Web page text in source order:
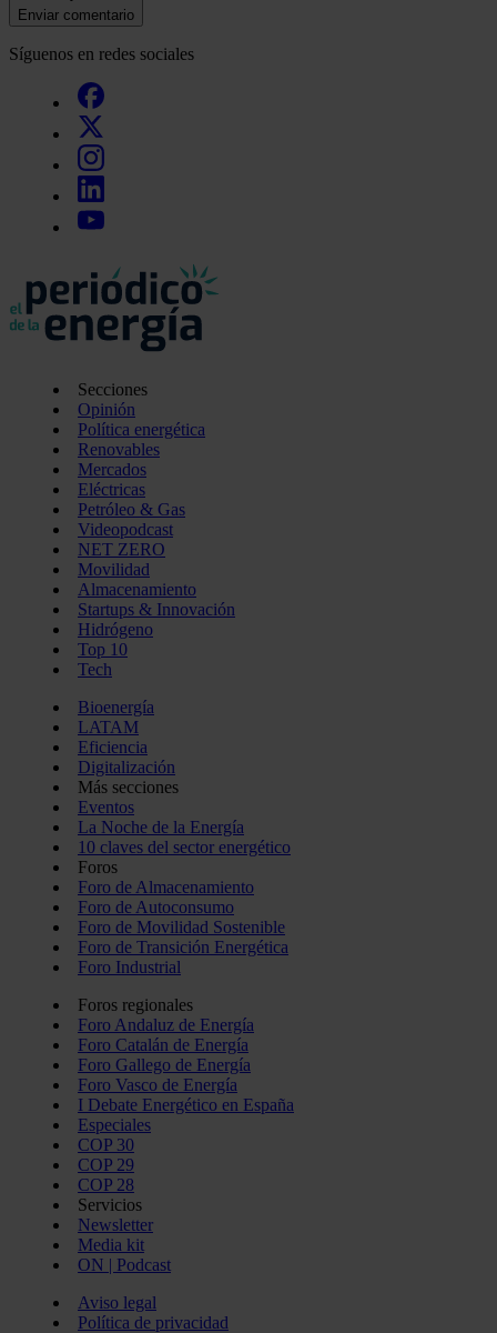
Enviar comentario
Síguenos en redes sociales
Secciones
Opinión
Política energética
Renovables
Mercados
Eléctricas
Petróleo & Gas
Videopodcast
NET ZERO
Movilidad
Almacenamiento
Startups & Innovación
Hidrógeno
Top 10
Tech
Bioenergía
LATAM
Eficiencia
Digitalización
Más secciones
Eventos
La Noche de la Energía
10 claves del sector energético
Foros
Foro de Almacenamiento
Foro de Autoconsumo
Foro de Movilidad Sostenible
Foro de Transición Energética
Foro Industrial
Foros regionales
Foro Andaluz de Energía
Foro Catalán de Energía
Foro Gallego de Energía
Foro Vasco de Energía
I Debate Energético en España
Especiales
COP 30
COP 29
COP 28
Servicios
Newsletter
Media kit
ON | Podcast
Aviso legal
Política de privacidad